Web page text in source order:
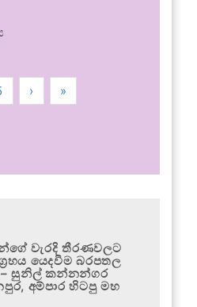
› »
වැරදි තීරණවලට
යෙදවීම බරපතල
– සුනිල් කන්නන්ගර
අම්පාර හිටපු මහ